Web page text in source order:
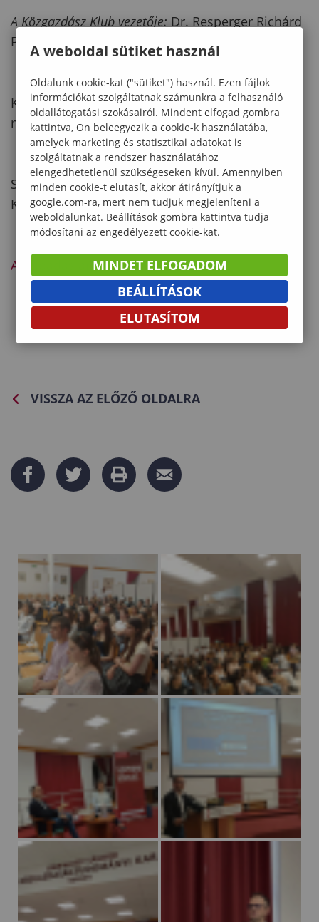
A Közgazdász Klub vezetője: Dr. Resperger Richárd
PhD, adjunktus
Köszönjük Dr. Tóth Róbertnek, hogy elfogadta a
meghívásunkat.
Szeretettel várunk minden érdeklődőt a
Közgazdász Klub jövőbeli programjaira is!
Az előadás anyagának letöltése >>>
VISSZA AZ ELŐZŐ OLDALRA
A weboldal sütiket használ
Oldalunk cookie-kat ("sütiket") használ. Ezen fájlok
információkat szolgáltatnak számunkra a felhasználó
oldallátogatási szokásairól. Mindent elfogad gombra
kattintva, Ön beleegyezik a cookie-k használatába,
amelyek marketing és statisztikai adatokat is
szolgáltatnak a rendszer használatához
elengedhetetlenül szükségeseken kívül. Amennyiben
minden cookie-t elutasít, akkor átirányítjuk a
google.com-ra, mert nem tudjuk megjeleníteni a
weboldalunkat. Beállítások gombra kattintva tudja
módosítani az engedélyezett cookie-kat.
MINDET ELFOGADOM
BEÁLLÍTÁSOK
ELUTASÍTOM